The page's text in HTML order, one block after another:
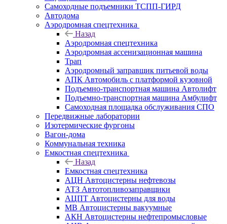
Самоходные подъемники ТСПП-ГИРД
Автодома
Аэродромная спецтехника
Назад
Аэродромная спецтехника
Аэродромная ассенизационная машина
Трап
Аэродромный заправщик питьевой воды
АПК Автомобиль с платформой кузовной
Подъемно-транспортная машина Автолифт
Подъемно-транспортная машина Амбулифт
Самоходная площадка обслуживания СПО
Передвижные лаборатории
Изотермические фургоны
Вагон-дома
Коммунальная техника
Емкостная спецтехника
Назад
Емкостная спецтехника
АЦН Автоцистерны нефтевозы
АТЗ Автотопливозаправщики
АЦПТ Автоцистерны для воды
МВ Автоцистерны вакуумные
АКН Автоцистерны нефтепромысловые